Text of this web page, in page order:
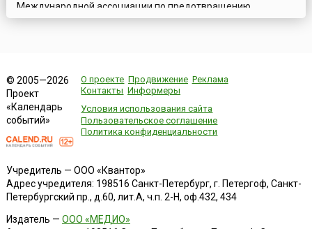
Международной ассоциации по предотвращению
самоубийств (англ. International Association for Suicide
© 2005—2026
Проект
«Календарь
событий»
О проекте Продвижение Реклама
Контакты Информеры
Условия использования сайта
Пользовательское соглашение
Политика конфиденциальности
Учредитель — ООО «Квантор»
Адрес учредителя: 198516 Санкт-Петербург, г. Петергоф, Санкт-
Петербургский пр., д.60, лит.А, ч.п. 2-Н, оф.432, 434
Издатель — ООО «МЕДИО»